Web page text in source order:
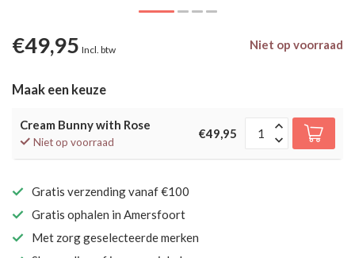
€49,95 Incl. btw Niet op voorraad
Maak een keuze
Cream Bunny with Rose
Niet op voorraad
€49,95
Gratis verzending vanaf €100
Gratis ophalen in Amersfoort
Met zorg geselecteerde merken